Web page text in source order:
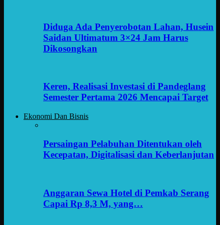
Diduga Ada Penyerobotan Lahan, Husein
Saidan Ultimatum 3×24 Jam Harus
Dikosongkan
Keren, Realisasi Investasi di Pandeglang
Semester Pertama 2026 Mencapai Target
Ekonomi Dan Bisnis
Persaingan Pelabuhan Ditentukan oleh
Kecepatan, Digitalisasi dan Keberlanjutan
Anggaran Sewa Hotel di Pemkab Serang
Capai Rp 8,3 M, yang…